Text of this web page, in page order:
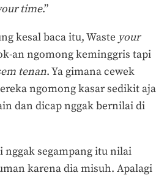
time.”
kesal baca itu, Waste your
an ngomong keminggris tapi
tenan. Ya gimana cewek
ngomong kasar sedikit aja
dan dicap nggak bernilai di
nggak segampang itu nilai
karena dia misuh. Apalagi